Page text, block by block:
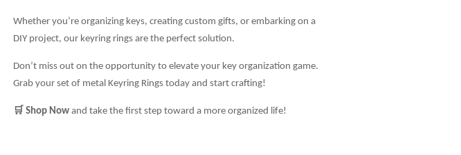
Whether you’re organizing keys, creating custom gifts, or embarking on a
DIY project, our keyring rings are the perfect solution.
Don’t miss out on the opportunity to elevate your key organization game.
Grab your set of metal Keyring Rings today and start crafting!
🛒 Shop Now and take the first step toward a more organized life!